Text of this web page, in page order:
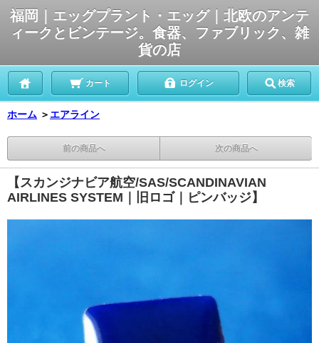
福岡｜エッグプラント・エッグ｜北欧のアンテ
ィークとビンテージ。食器、ファブリック、雑
貨の店
カート ログイン 検索
ホーム ＞ エアライン
前の商品へ 次の商品へ
【スカンジナビア航空/SAS/SCANDINAVIAN
AIRLINES SYSTEM｜旧ロゴ｜ピンバッジ】